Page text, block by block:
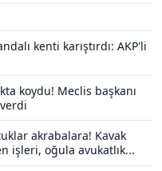
kenti karıştırdı: AKP'li
koydu! Meclis başkanı
akrabalara! Kavak
işleri, oğula avukatlık...